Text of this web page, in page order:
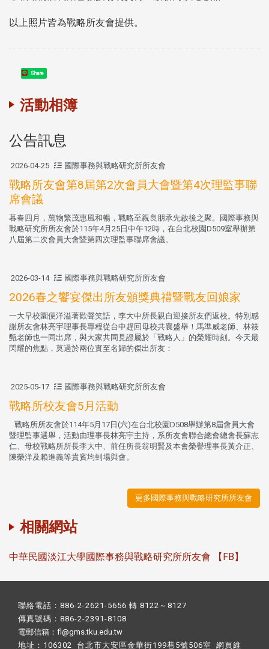
以上照片皆為戰略所友會提供。
Share
活動相簿
公告訊息
2026-04-25 國際事務與戰略研究所所友會
戰略所友會第8屆第2次會員大會暨第4次理監事聯
席會議
暮春四月，萬物繁茂惠風和暢，戰略至親良朋承先啟後之聚。國際事務與
戰略研究所所友會於115年4月25日中午12時，在台北校園D509室舉辦第
八屆第二次會員大會暨第四次理監事聯席會議。
2026-03-14 國際事務與戰略研究所所友會
2026春之饗宴傑出所友頒獎典禮暨戰友回娘家
一大早校園便洋溢著歡聲笑語，李大中所長親自迎接所友們返校。特別感
謝所友會林亮宇理事長專程從台中趕回母校共襄盛舉！馬準威老師、林筱
甄老師也一同出席，與大家共同見證屬於「戰略人」的榮耀時刻。今天最
閃耀的焦點，莫過於兩位實至名歸的傑出所友：
2025-05-17 國際事務與戰略研究所所友會
戰略所校友會5月活動
戰略所所友會於114年5月17日(六)在台北校園D508舉辦第8屆會員大會
暨理監事選舉，活動由理事長林亮宇主持，系所友會聯合總會總會長蘇志
仁、母校戰略所所長李大中、前任所長翁明賢及本會榮譽理事長黃介正、
陳榮洋及賴進義等貴賓均到場與會。
更多國際事務與戰略研究所所友會
相關網站
中華民國淡江大學國際事務與戰略研究所所友會 【FB】
聯絡電話：886-2-2621-5656 轉 8122～8127
傳真號碼：886-2-2391-8108
電郵信箱：fl@gms.tku.edu.tw
地址：106302 台北市大安區金華街199巷5號506室 網頁維